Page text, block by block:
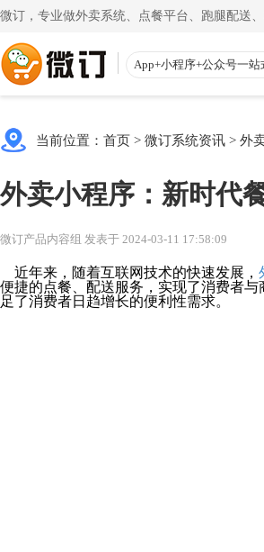
微订，专业做外卖系统、点餐平台、跑腿配送
App+小程序+公众号一站
渠道 公众号
使用教程
注册小程序和公众号帐号
初级教程
视频教程
当前位置： 首页 > 微订系统资讯 > 外
外卖小程序：新时代
微订产品内容组 发表于 2024-03-11 17:58:09
近年来，随着互联网技术的快速发展，
便捷的点餐、配送服务，实现了消费者
足了消费者日趋增长的便利性需求。